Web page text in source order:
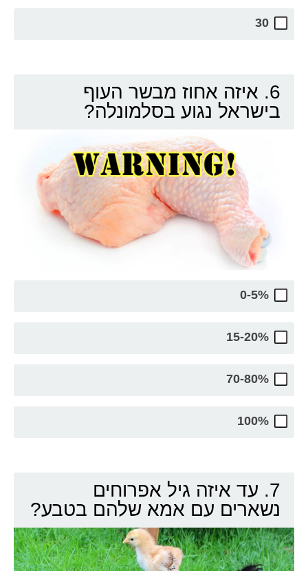
30
6. איזה אחוז מבשר העוף
בישראל נגוע בסלמונלה?
0-5%
15-20%
70-80%
100%
7. עד איזה גיל אפרוחים
נשארים עם אמא שלהם בטבע?